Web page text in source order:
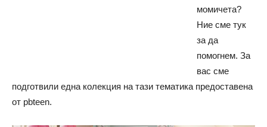
момичета?
Ние сме тук
за да
помогнем. За
вас сме
подготвили една колекция на тази тематика предоставена
от pbteen.